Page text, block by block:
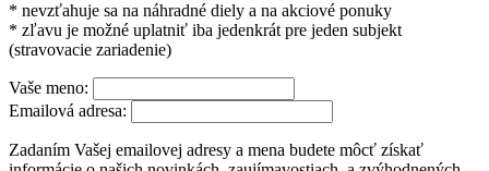
* nevzťahuje sa na náhradné diely a na akciové ponuky
* zľavu je možné uplatniť iba jedenkrát pre jeden subjekt
(stravovacie zariadenie)
Vaše meno:
Emailová adresa:
Zadaním Vašej emailovej adresy a mena budete môcť získať